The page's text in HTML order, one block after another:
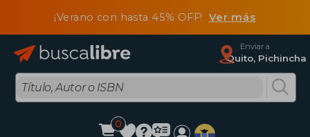
¡Verano con hasta 45% OFF! Ver más
Enviar a
Quito, Pichincha
0